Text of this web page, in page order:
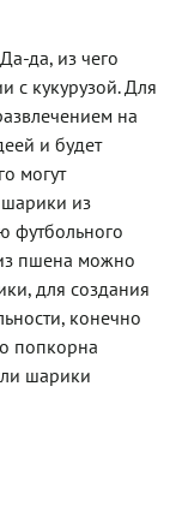
да, из чего
с кукурузой. Для
на
и будет
могут
шарики из
футбольного
пшена можно
для создания
конечно
попкорна
шарики